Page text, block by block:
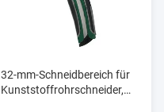
32-mm-Schneidbereich für
Kunststoffrohrschneider,